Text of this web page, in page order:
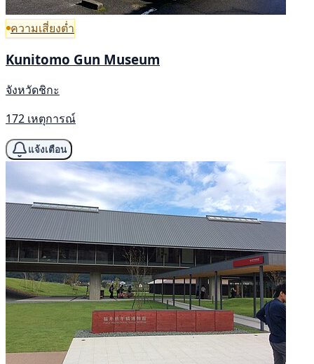
ความเสี่ยงต่ำ
Kunitomo Gun Museum
จังหวัดชิกะ
172 เหตุการณ์
แจ้งเตือน